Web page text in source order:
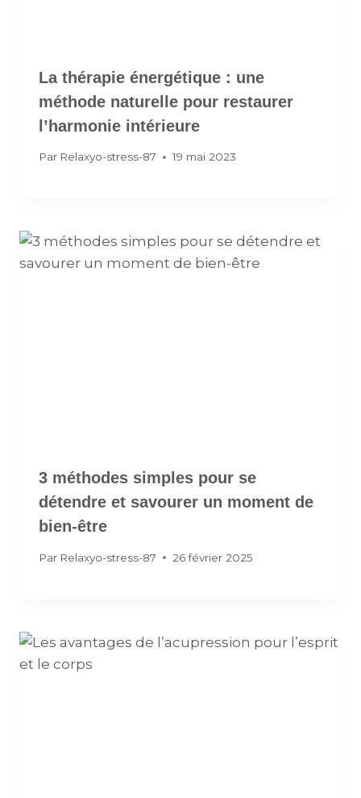
La thérapie énergétique : une
méthode naturelle pour restaurer
l’harmonie intérieure
Par Relaxyo-stress-87 19 mai 2023
3 méthodes simples pour se
détendre et savourer un moment de
bien-être
Par Relaxyo-stress-87 26 février 2025